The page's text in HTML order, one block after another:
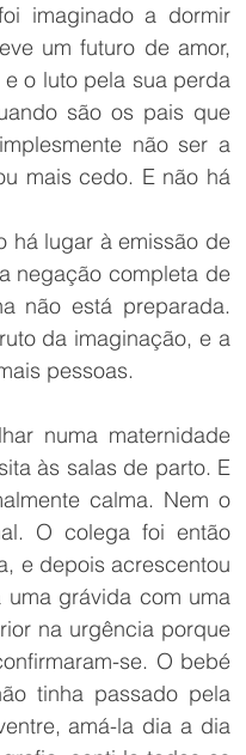
imaginado a dormir
um futuro de amor,
o luto pela sua perda
são os pais que
não ser a
mais cedo. E não há
há lugar à emissão de
negação completa de
não está preparada.
da imaginação, e a
pessoas.
numa maternidade
às salas de parto. E
calma. Nem o
O colega foi então
e depois acrescentou
uma grávida com uma
na urgência porque
se. O bebé
tinha passado pela
amá-la dia a dia